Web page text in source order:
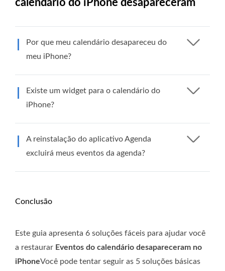
calendário do iPhone desapareceram
Por que meu calendário desapareceu do
meu iPhone?
Existe um widget para o calendário do
iPhone?
A reinstalação do aplicativo Agenda
excluirá meus eventos da agenda?
Conclusão
Este guia apresenta 6 soluções fáceis para ajudar você
a restaurar Eventos do calendário desapareceram no
iPhoneVocê pode tentar seguir as 5 soluções básicas